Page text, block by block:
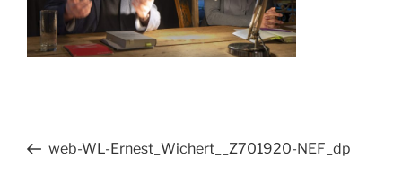
Beitragsnavigation
Vorheriger
web-WL-Ernest_Wichert__Z701920-NEF_dp